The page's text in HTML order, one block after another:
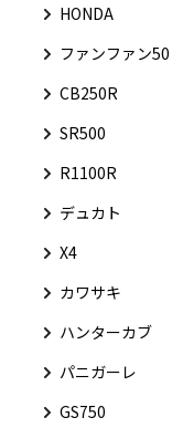
HONDA
ファンファン50
CB250R
SR500
R1100R
デュカト
X4
カワサキ
ハンターカブ
パニガーレ
GS750